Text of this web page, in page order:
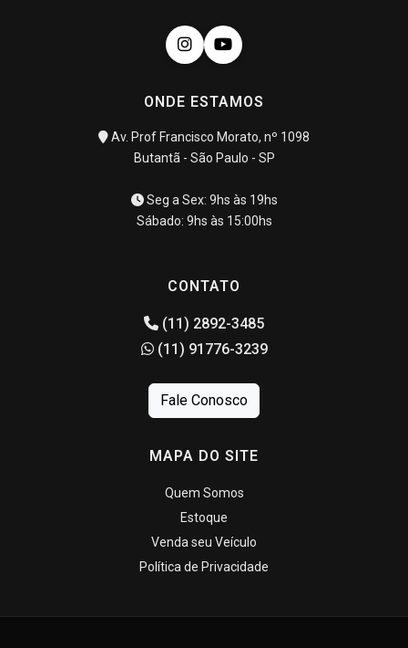
ONDE ESTAMOS
Av. Prof Francisco Morato, nº 1098
Butantã - São Paulo - SP
Seg a Sex: 9hs às 19hs
Sábado: 9hs às 15:00hs
CONTATO
(11) 2892-3485
(11) 91776-3239
Fale Conosco
MAPA DO SITE
Quem Somos
Estoque
Venda seu Veículo
Política de Privacidade